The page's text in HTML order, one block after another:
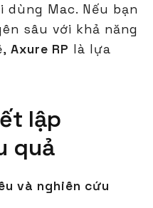
Mac. Nếu bạn
sâu với khả năng
Axure RP là lựa
lập
quả
và nghiên cứu